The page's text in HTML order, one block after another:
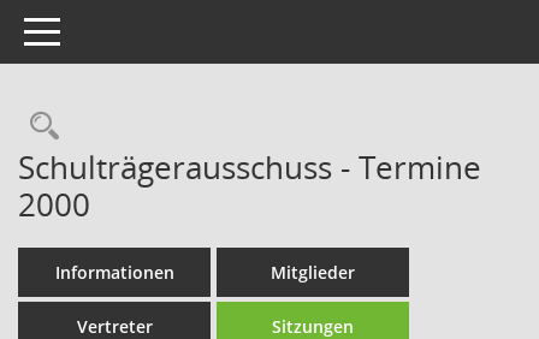
Toggle navigation
Rechercheauswahl
Schulträgerausschuss - Termine
2000
Informationen Mitglieder
Vertreter Sitzungen